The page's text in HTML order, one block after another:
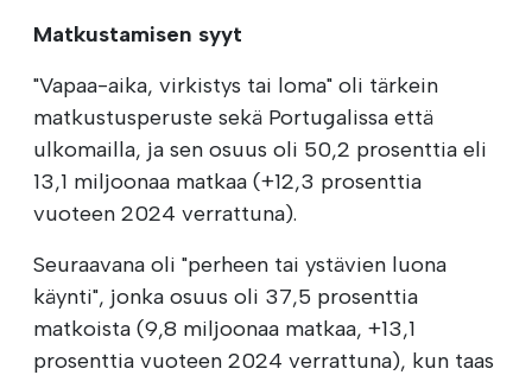
Matkustamisen syyt
"Vapaa-aika, virkistys tai loma" oli tärkein
matkustusperuste sekä Portugalissa että
ulkomailla, ja sen osuus oli 50,2 prosenttia eli
13,1 miljoonaa matkaa (+12,3 prosenttia
vuoteen 2024 verrattuna).
Seuraavana oli "perheen tai ystävien luona
käynti", jonka osuus oli 37,5 prosenttia
matkoista (9,8 miljoonaa matkaa, +13,1
prosenttia vuoteen 2024 verrattuna), kun taas